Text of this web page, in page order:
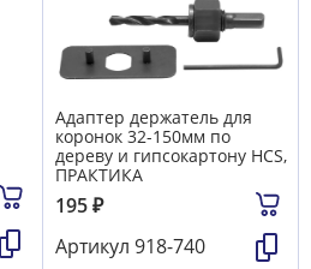
Адаптер держатель для
коронок 32-150мм по
дереву и гипсокартону HCS,
ПРАКТИКА
195₽
Артикул 918-740